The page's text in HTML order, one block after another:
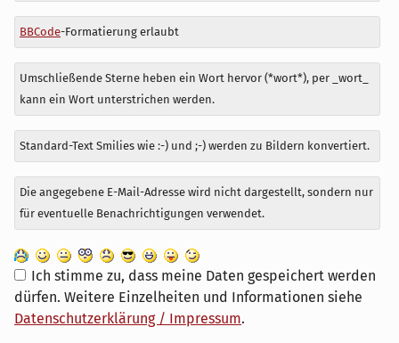
BBCode-Formatierung erlaubt
Umschließende Sterne heben ein Wort hervor (*wort*), per _wort_
kann ein Wort unterstrichen werden.
Standard-Text Smilies wie :-) und ;-) werden zu Bildern konvertiert.
Die angegebene E-Mail-Adresse wird nicht dargestellt, sondern nur
für eventuelle Benachrichtigungen verwendet.
Ich stimme zu, dass meine Daten gespeichert werden
dürfen. Weitere Einzelheiten und Informationen siehe
Datenschutzerklärung / Impressum.